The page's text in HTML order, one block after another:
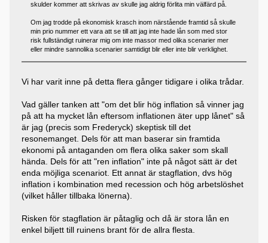
skulder kommer att skrivas av skulle jag aldrig förlita min välfärd på.
Om jag trodde på ekonomisk krasch inom närstående framtid så skulle
min prio nummer ett vara att se till att jag inte hade lån som med stor
risk fullständigt ruinerar mig om inte massor med olika scenarier mer
eller mindre sannolika scenarier samtidigt blir eller inte blir verklighet.
Vi har varit inne på detta flera gånger tidigare i olika trådar.
Vad gäller tanken att "om det blir hög inflation så vinner jag
på att ha mycket lån eftersom inflationen äter upp lånet" så
är jag (precis som Frederyck) skeptisk till det
resonemanget. Dels för att man baserar sin framtida
ekonomi på antaganden om flera olika saker som skall
hända. Dels för att "ren inflation" inte på något sätt är det
enda möjliga scenariot. Ett annat är stagflation, dvs hög
inflation i kombination med recession och hög arbetslöshet
(vilket håller tillbaka lönerna).
Risken för stagflation är påtaglig och då är stora lån en
enkel biljett till ruinens brant för de allra flesta.